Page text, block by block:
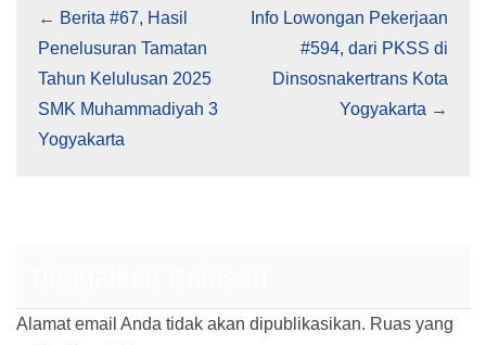
← Berita #67, Hasil
Penelusuran Tamatan
Tahun Kelulusan 2025
SMK Muhammadiyah 3
Yogyakarta
Info Lowongan Pekerjaan
#594, dari PKSS di
Dinsosnakertrans Kota
Yogyakarta →
Alamat email Anda tidak akan dipublikasikan. Ruas yang